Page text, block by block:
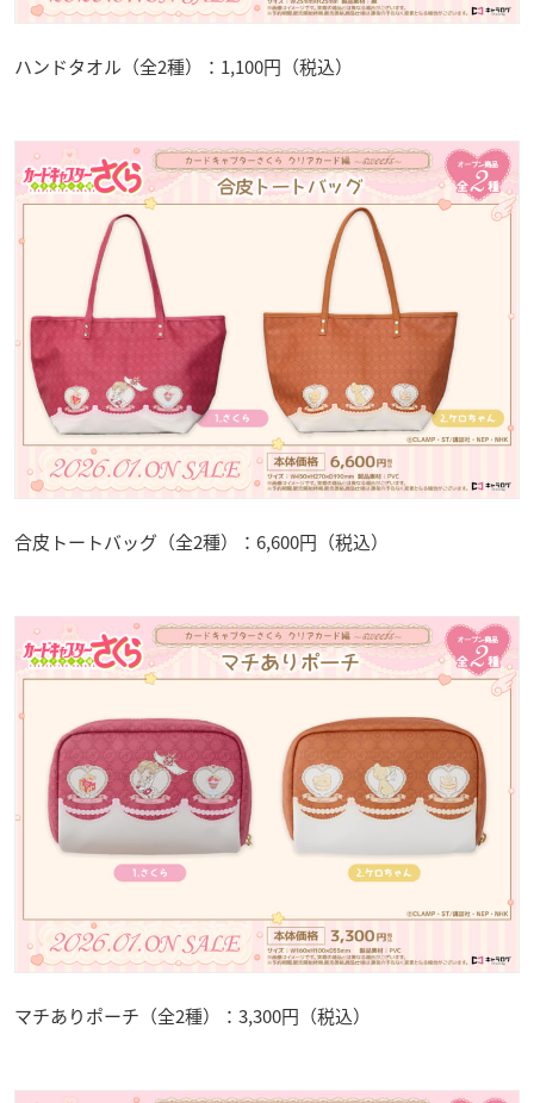
ハンドタオル（全2種）：1,100円（税込）
合皮トートバッグ（全2種）：6,600円（税込）
マチありポーチ（全2種）：3,300円（税込）